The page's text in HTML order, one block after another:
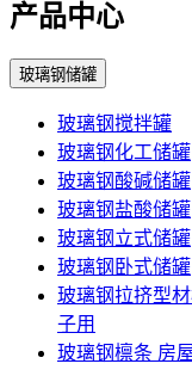
产品中心
玻璃钢储罐
玻璃钢搅拌罐
玻璃钢化工储罐
玻璃钢酸碱储罐
玻璃钢盐酸储罐
玻璃钢立式储罐
玻璃钢卧式储罐
玻璃钢拉挤型
子用
玻璃钢檩条 房